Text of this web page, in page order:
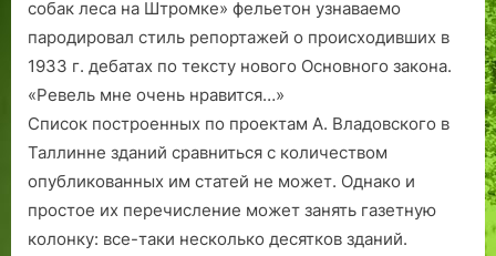
собак леса на Штромке» фельетон узнаваемо
пародировал стиль репортажей о происходивших в
1933 г. дебатах по тексту нового Основного закона.
«Ревель мне очень нравится…»
Список построенных по проектам А. Владовского в
Таллинне зданий сравниться с количеством
опубликованных им статей не может. Однако и
простое их перечисление может занять газетную
колонку: все-таки несколько десятков зданий.